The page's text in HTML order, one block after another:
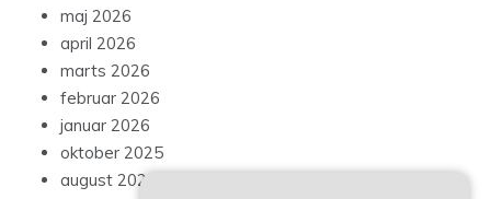
maj 2026
april 2026
marts 2026
februar 2026
januar 2026
oktober 2025
august 2025